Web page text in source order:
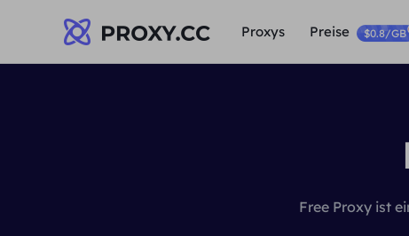
Proxys Preise $0.8/GB
Free Proxy ist